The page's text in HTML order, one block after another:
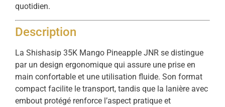
quotidien.
Description
La Shishasip 35K Mango Pineapple JNR se distingue
par un design ergonomique qui assure une prise en
main confortable et une utilisation fluide. Son format
compact facilite le transport, tandis que la lanière avec
embout protégé renforce l’aspect pratique et